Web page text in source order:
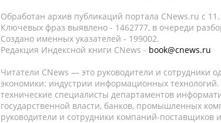
Обработан архив публикаций портала CNews.ru c
Ключевых фраз выявлено - 1462777, в очереди
Создано именных указателей - 199002.
Редакция Индексной книги CNews - book@cnews.ru
Читатели CNews — это руководители и сотрудники
экономики: индустрии информационных
технические специалисты департаментов
государственной власти, банков, промышленных
руководители и сотрудники компаний-поставщиков